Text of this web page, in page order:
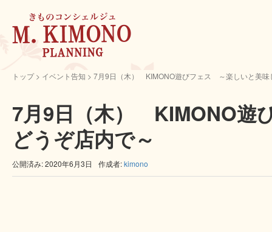
トップ> イベント告知 > 7月9日（木） KIMONO遊びフェス ～楽しいと美味
7月9日（木） KIMONO遊
どうぞ店内で～
公開済み: 2020年6月3日 作成者:kimono